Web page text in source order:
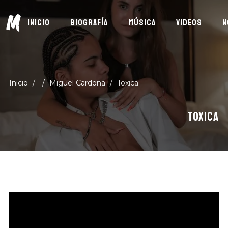
M INICIO BIOGRAFÍA MÚSICA VIDEOS
Inicio / / Miguel Cardona / Toxica
TOXICA